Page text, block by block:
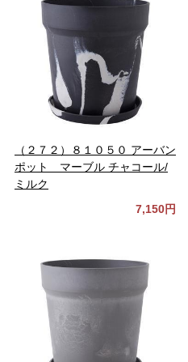
（２７２）８１０５０ アーバン
ポット マーブル チャコール/
ミルク
7,150円